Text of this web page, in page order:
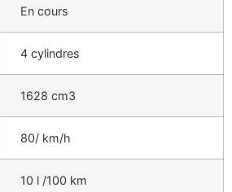
En cours
4 cylindres
1628 cm3
80/ km/h
10 l /100 km